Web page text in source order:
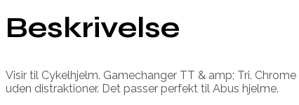
Beskrivelse
Visir til Cykelhjelm. Gamechanger TT & amp; Tri.
uden distraktioner. Det passer perfekt til Abus hjelme.